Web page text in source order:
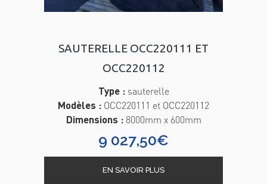
SAUTERELLE OCC220111 ET
OCC220112
Type :sauterelle
Modèles : OCC220111 et OCC220112
Dimensions :8000mm x 600mm
9 027,50€
EN SAVOIR PLUS